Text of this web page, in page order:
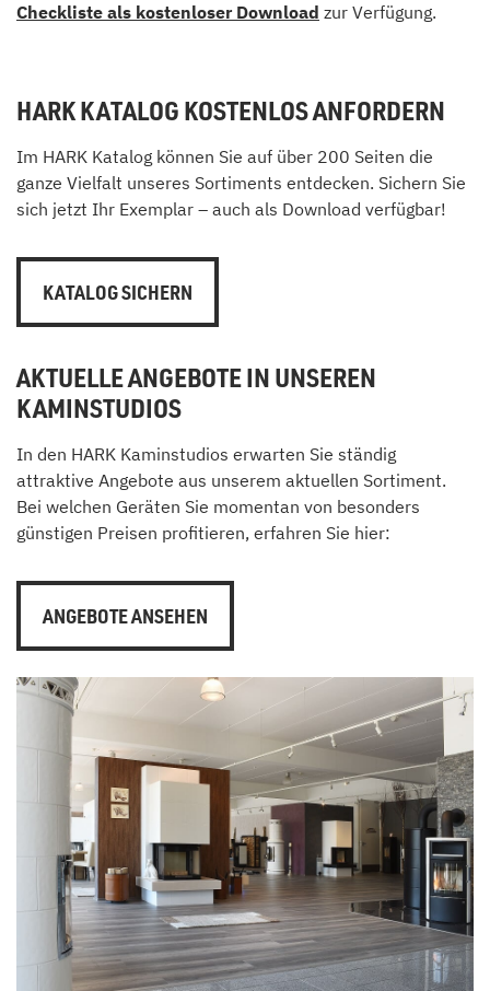
Checkliste als kostenloser Download zur Verfügung.
HARK KATALOG KOSTENLOS ANFORDERN
Im HARK Katalog können Sie auf über 200 Seiten die
ganze Vielfalt unseres Sortiments entdecken. Sichern Sie
sich jetzt Ihr Exemplar – auch als Download verfügbar!
KATALOG SICHERN
AKTUELLE ANGEBOTE IN UNSEREN
KAMINSTUDIOS
In den HARK Kaminstudios erwarten Sie ständig
attraktive Angebote aus unserem aktuellen Sortiment.
Bei welchen Geräten Sie momentan von besonders
günstigen Preisen profitieren, erfahren Sie hier:
ANGEBOTE ANSEHEN